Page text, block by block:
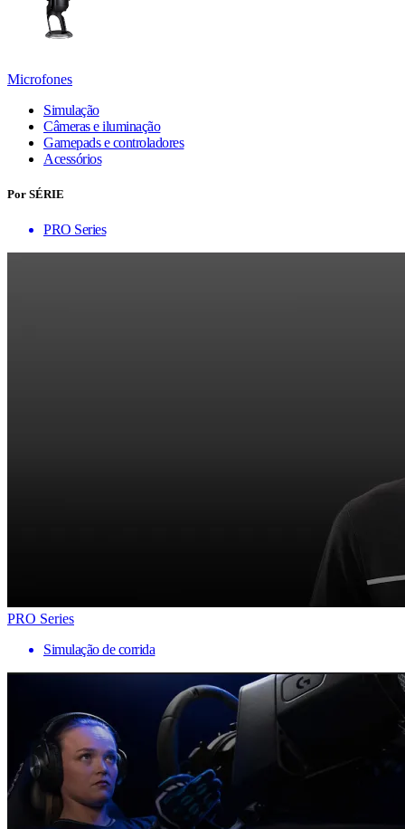
Microfones
Simulação
Câmeras e iluminação
Gamepads e controladores
Acessórios
Por SÉRIE
PRO Series
PRO Series
Simulação de corrida